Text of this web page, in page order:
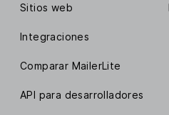
Sitios web
Integraciones
Comparar MailerLite
API para desarrolladores